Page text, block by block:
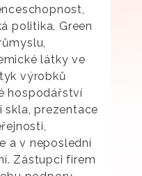
politika, Green
látky ve
výrobků
hospodářství
skla, prezentace
a v neposlední
Zástupci firem